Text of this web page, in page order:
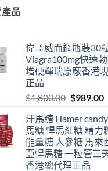
品
偉哥威而鋼瓶裝30
Viagra100mg快速
增硬輝瑞原廠香港
正品
$1,800.00 Original
was:
$989.00
汗馬糖 Hamer
馬糖 悍馬紅糖 精力
能量糖 人參糖 馬來
亞悍馬糖 一粒管三
香港總代理正品